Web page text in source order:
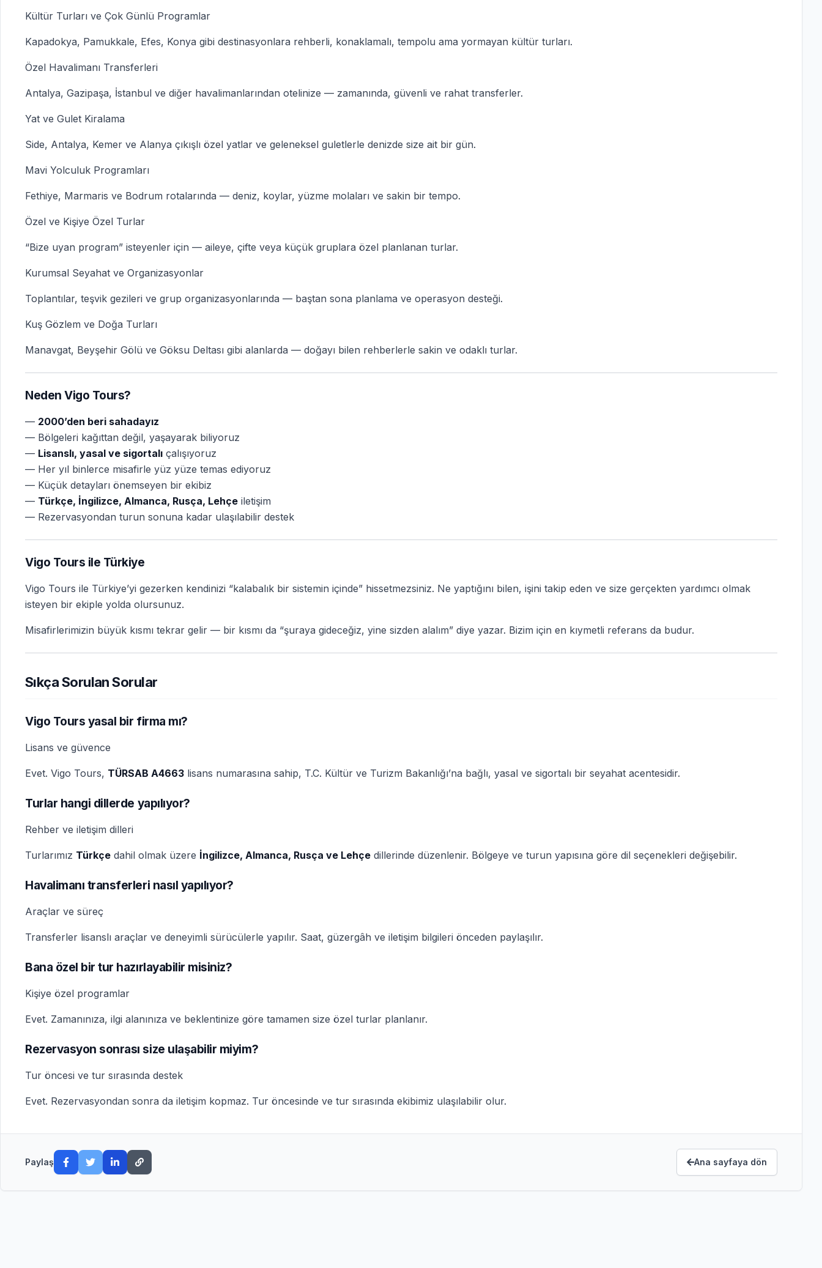
Kültür Turları ve Çok Günlü Programlar
Kapadokya, Pamukkale, Efes, Konya gibi destinasyonlara rehberli, konaklamalı, tempolu ama yormayan kültür turları.
Özel Havalimanı Transferleri
Antalya, Gazipaşa, İstanbul ve diğer havalimanlarından otelinize — zamanında, güvenli ve rahat transferler.
Yat ve Gulet Kiralama
Side, Antalya, Kemer ve Alanya çıkışlı özel yatlar ve geleneksel guletlerle denizde size ait bir gün.
Mavi Yolculuk Programları
Fethiye, Marmaris ve Bodrum rotalarında — deniz, koylar, yüzme molaları ve sakin bir tempo.
Özel ve Kişiye Özel Turlar
“Bize uyan program” isteyenler için — aileye, çifte veya küçük gruplara özel planlanan turlar.
Kurumsal Seyahat ve Organizasyonlar
Toplantılar, teşvik gezileri ve grup organizasyonlarında — baştan sona planlama ve operasyon desteği.
Kuş Gözlem ve Doğa Turları
Manavgat, Beyşehir Gölü ve Göksu Deltası gibi alanlarda — doğayı bilen rehberlerle sakin ve odaklı turlar.
Neden Vigo Tours?
— 2000’den beri sahadayız
— Bölgeleri kağıttan değil, yaşayarak biliyoruz
— Lisanslı, yasal ve sigortalı çalışıyoruz
— Her yıl binlerce misafirle yüz yüze temas ediyoruz
— Küçük detayları önemseyen bir ekibiz
— Türkçe, İngilizce, Almanca, Rusça, Lehçe iletişim
— Rezervasyondan turun sonuna kadar ulaşılabilir destek
Vigo Tours ile Türkiye
Vigo Tours ile Türkiye’yi gezerken kendinizi “kalabalık bir sistemin içinde” hissetmezsiniz. Ne yaptığını bilen, işini takip eden ve size gerçekten yardımcı olmak
isteyen bir ekiple yolda olursunuz.
Misafirlerimizin büyük kısmı tekrar gelir — bir kısmı da “şuraya gideceğiz, yine sizden alalım” diye yazar. Bizim için en kıymetli referans da budur.
Sıkça Sorulan Sorular
Vigo Tours yasal bir firma mı?
Lisans ve güvence
Evet. Vigo Tours, TÜRSAB A4663 lisans numarasına sahip, T.C. Kültür ve Turizm Bakanlığı’na bağlı, yasal ve sigortalı bir seyahat acentesidir.
Turlar hangi dillerde yapılıyor?
Rehber ve iletişim dilleri
Turlarımız Türkçe dahil olmak üzere İngilizce, Almanca, Rusça ve Lehçe dillerinde düzenlenir. Bölgeye ve turun yapısına göre dil seçenekleri değişebilir.
Havalimanı transferleri nasıl yapılıyor?
Araçlar ve süreç
Transferler lisanslı araçlar ve deneyimli sürücülerle yapılır. Saat, güzergâh ve iletişim bilgileri önceden paylaşılır.
Bana özel bir tur hazırlayabilir misiniz?
Kişiye özel programlar
Evet. Zamanınıza, ilgi alanınıza ve beklentinize göre tamamen size özel turlar planlanır.
Rezervasyon sonrası size ulaşabilir miyim?
Tur öncesi ve tur sırasında destek
Evet. Rezervasyondan sonra da iletişim kopmaz. Tur öncesinde ve tur sırasında ekibimiz ulaşılabilir olur.
Paylaş Ana sayfaya dön